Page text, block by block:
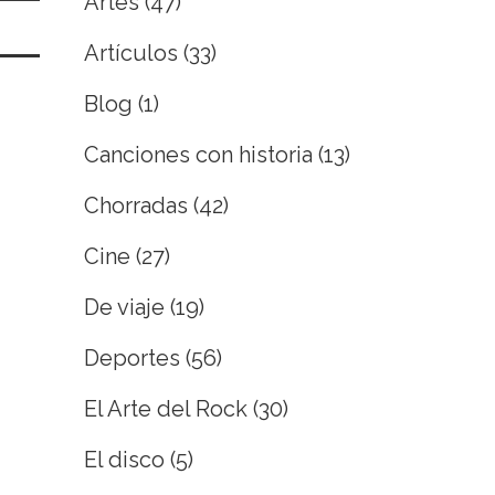
Artículos (33)
Blog (1)
Canciones con historia (13)
Chorradas (42)
Cine (27)
De viaje (19)
Deportes (56)
El Arte del Rock (30)
El disco (5)